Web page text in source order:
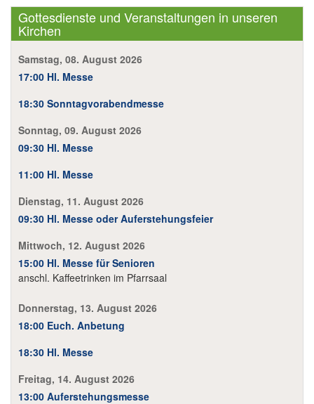
Gottesdienste und Veranstaltungen in unseren
Kirchen
Samstag, 08. August 2026
17:00 Hl. Messe
18:30 Sonntagvorabendmesse
Sonntag, 09. August 2026
09:30 Hl. Messe
11:00 Hl. Messe
Dienstag, 11. August 2026
09:30 Hl. Messe oder Auferstehungsfeier
Mittwoch, 12. August 2026
15:00 Hl. Messe für Senioren
anschl. Kaffeetrinken im Pfarrsaal
Donnerstag, 13. August 2026
18:00 Euch. Anbetung
18:30 Hl. Messe
Freitag, 14. August 2026
13:00 Auferstehungsmesse